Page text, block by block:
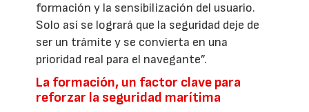
formación y la sensibilización del usuario.
Solo así se logrará que la seguridad deje de
ser un trámite y se convierta en una
prioridad real para el navegante”.
La formación, un factor clave para
reforzar la seguridad marítima